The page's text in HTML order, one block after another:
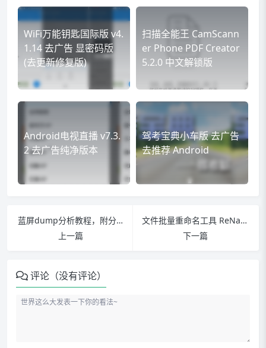
WiFi万能钥匙国际版 v4.
1.14 去广告 显密码版
(去更新修复版)
扫描全能王 CamScann
er Phone PDF Creator
5.2.0 中文解锁版
Android电视直播 v7.3.
2 去广告纯净版本
驾考宝典小车版 去广告
去推荐 Android
蓝屏dump分析教程，附分析工具WinDbg(x86 x64)6.12.0002.633下载
上一篇
文件批量重命名工具 ReNamer Pro 6.8.0 中文绿色多语免费版
下一篇
评论（没有评论）